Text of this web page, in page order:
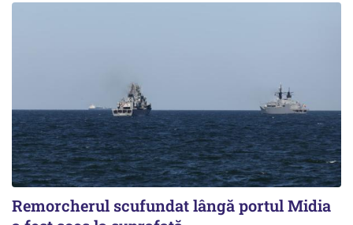
Remorcherul scufundat lângă portul Midia